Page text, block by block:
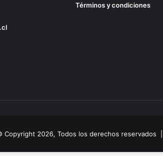
Términos y condiciones
Copyright 2026, Todos los derechos reservados |